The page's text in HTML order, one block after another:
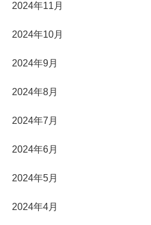
2024年11月
2024年10月
2024年9月
2024年8月
2024年7月
2024年6月
2024年5月
2024年4月